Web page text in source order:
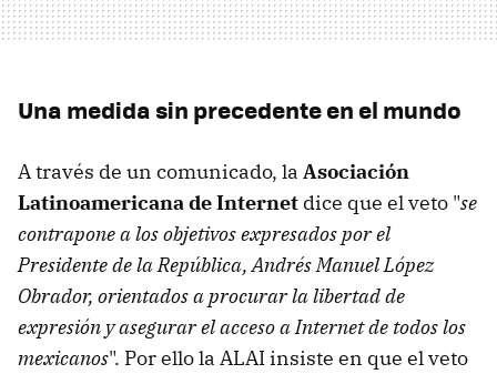
Una medida sin precedente en el mundo
A través de un comunicado, la Asociación
Latinoamericana de Internet dice que el veto "se
contrapone a los objetivos expresados por el
Presidente de la República, Andrés Manuel López
Obrador, orientados a procurar la libertad de
expresión y asegurar el acceso a Internet de todos los
mexicanos". Por ello la ALAI insiste en que el veto